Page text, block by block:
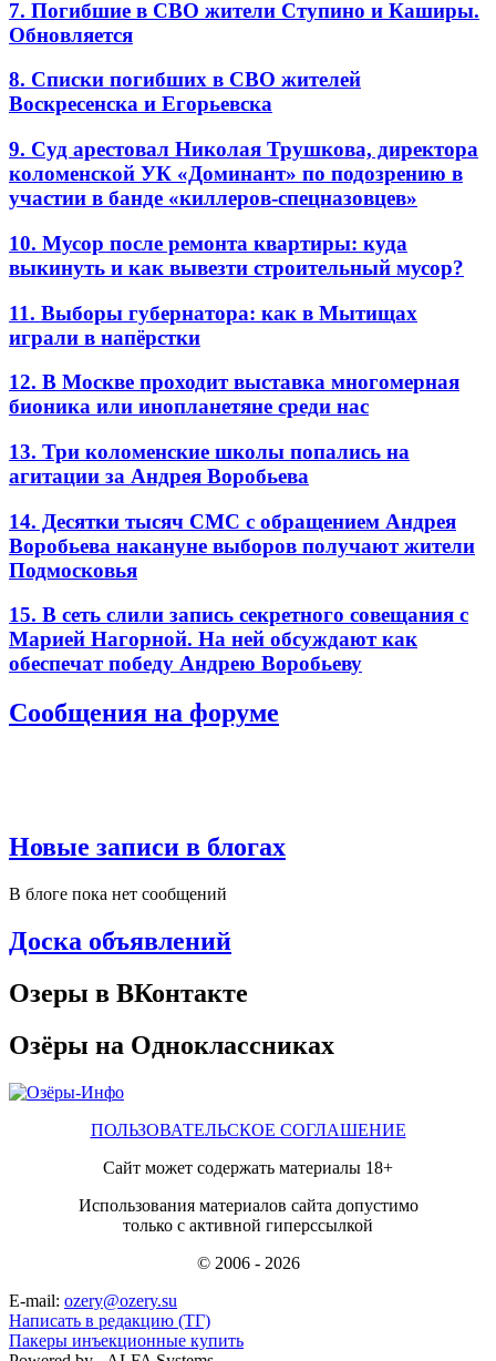
7. Погибшие в СВО жители Ступино и Каширы.
Обновляется
8. Списки погибших в СВО жителей
Воскресенска и Егорьевска
9. Суд арестовал Николая Трушкова, директора
коломенской УК «Доминант» по подозрению в
участии в банде «киллеров-спецназовцев»
10. Мусор после ремонта квартиры: куда
выкинуть и как вывезти строительный мусор?
11. Выборы губернатора: как в Мытищах
играли в напёрстки
12. В Москве проходит выставка многомерная
бионика или инопланетяне среди нас
13. Три коломенские школы попались на
агитации за Андрея Воробьева
14. Десятки тысяч СМС с обращением Андрея
Воробьева накануне выборов получают жители
Подмосковья
15. В сеть слили запись секретного совещания с
Марией Нагорной. На ней обсуждают как
обеспечат победу Андрею Воробьеву
Сообщения на форуме
Новые записи в блогах
В блоге пока нет сообщений
Доска объявлений
Озеры в ВКонтакте
Озёры на Одноклассниках
ПОЛЬЗОВАТЕЛЬСКОЕ СОГЛАШЕНИЕ
Сайт может содержать материалы 18+
Использования материалов сайта допустимо
только с активной гиперссылкой
© 2006 - 2026
E-mail: ozery@ozery.su
Написать в редакцию (ТГ)
Пакеры инъекционные купить